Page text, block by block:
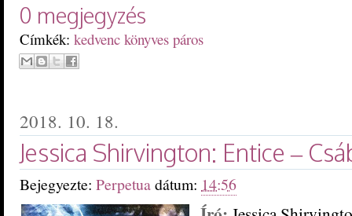
0 megjegyzés
Címkék: kedvenc könyves páros
2018. 10. 18.
Jessica Shirvington: Entice ​–
Bejegyezte: Perpetuadátum: 14:56